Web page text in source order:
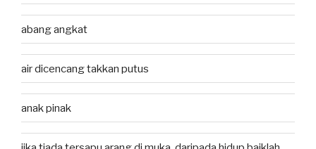
abang angkat
air dicencang takkan putus
anak pinak